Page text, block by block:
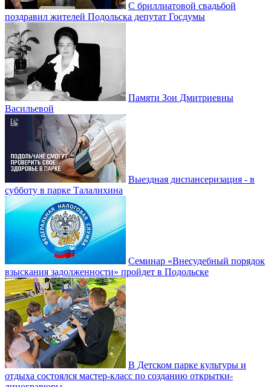
С бриллиатовой свадьбой
поздравил жителей Подольска депутат Госдумы
Памяти Зои Дмитриевны
Васильевой
Выездная диспансеризация - в
субботу в парке Талалихина
Семинар «Внесудебный порядок
взыскания задолженности» пройдет в Подольске
В Детском парке культуры и
отдыха состоялся мастер-класс по созданию открытки-